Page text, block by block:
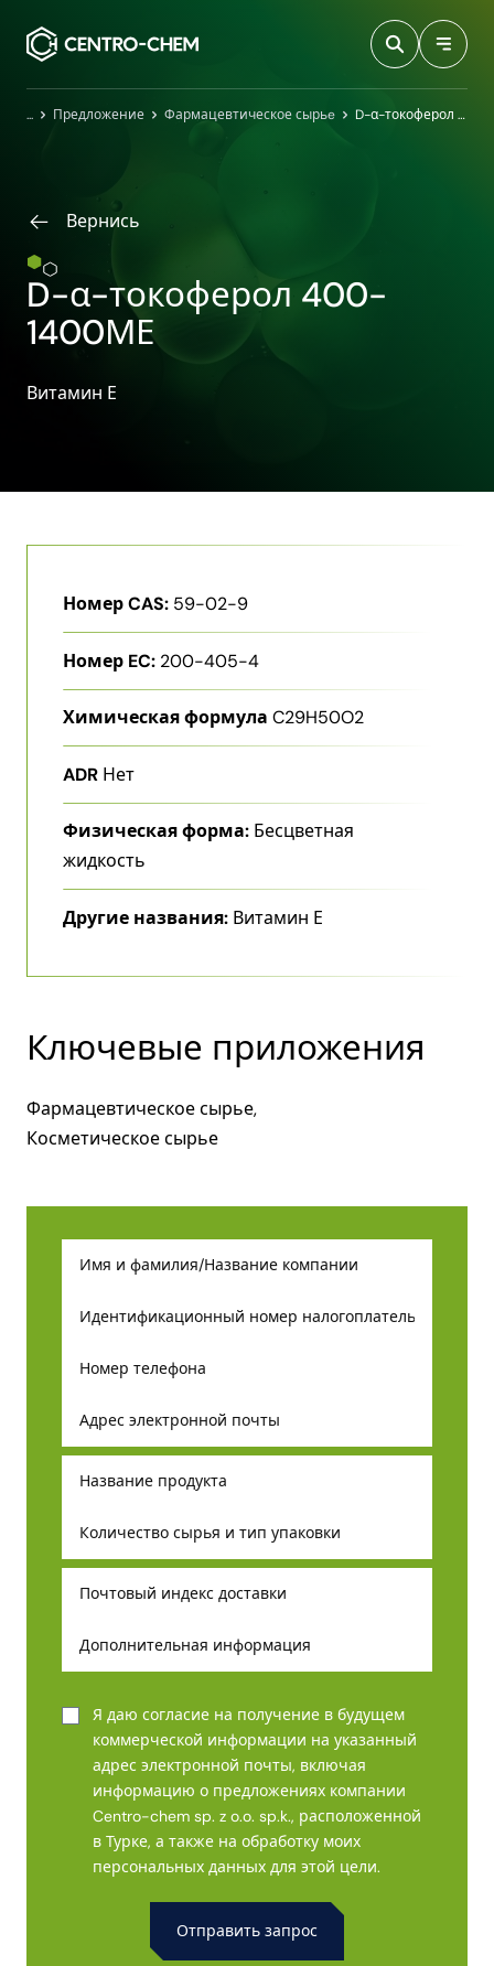
ГлавнаяПредложение Фармацевтическое сырьe D-α-токоферол 400-1400МЕ
Вернись
D-α-токоферол 400-
1400МЕ
Витамин Е
Номер CAS: 59-02-9
Номер EC: 200-405-4
Химическая формула C29H50O2
ADR Нет
Физическая форма: Бесцветная
жидкость
Другие названия: Витамин Е
Ключевые приложения
Фармацевтическое сырье,
Косметическое сырье
Я даю согласие на получение в будущем
коммерческой информации на указанный
адрес электронной почты, включая
информацию о предложениях компании
Centro-chem sp. z o.o. sp.k., расположенной
в Турке, а также на обработку моих
персональных данных для этой цели.